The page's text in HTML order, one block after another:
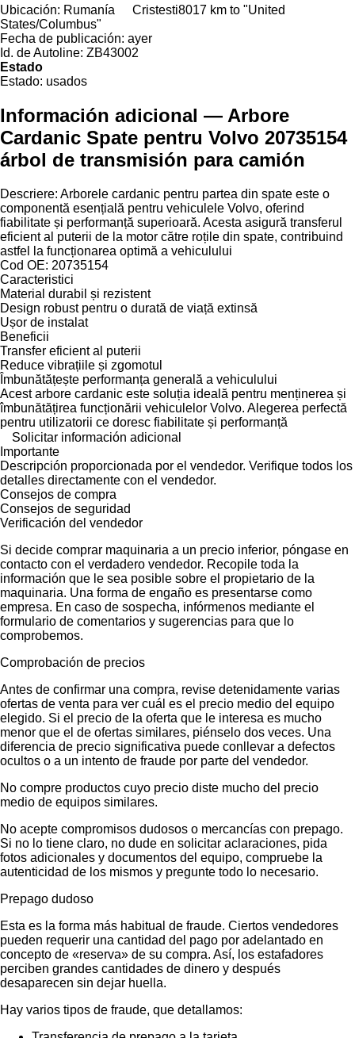
Ubicación: Rumanía Cristesti8017 km to "United
States/Columbus"
Fecha de publicación: ayer
Id. de Autoline: ZB43002
Estado
Estado: usados
Información adicional — Arbore
Cardanic Spate pentru Volvo 20735154
árbol de transmisión para camión
Descriere: Arborele cardanic pentru partea din spate este o
componentă esențială pentru vehiculele Volvo, oferind
fiabilitate și performanță superioară. Acesta asigură transferul
eficient al puterii de la motor către roțile din spate, contribuind
astfel la funcționarea optimă a vehiculului
Cod OE: 20735154
Caracteristici
Material durabil și rezistent
Design robust pentru o durată de viață extinsă
Ușor de instalat
Beneficii
Transfer eficient al puterii
Reduce vibrațiile și zgomotul
Îmbunătățește performanța generală a vehiculului
Acest arbore cardanic este soluția ideală pentru menținerea și
îmbunătățirea funcționării vehiculelor Volvo. Alegerea perfectă
pentru utilizatorii ce doresc fiabilitate și performanță
Solicitar información adicional
Importante
Descripción proporcionada por el vendedor. Verifique todos los
detalles directamente con el vendedor.
Consejos de compra
Consejos de seguridad
Verificación del vendedor
Si decide comprar maquinaria a un precio inferior, póngase en
contacto con el verdadero vendedor. Recopile toda la
información que le sea posible sobre el propietario de la
maquinaria. Una forma de engaño es presentarse como
empresa. En caso de sospecha, infórmenos mediante el
formulario de comentarios y sugerencias para que lo
comprobemos.
Comprobación de precios
Antes de confirmar una compra, revise detenidamente varias
ofertas de venta para ver cuál es el precio medio del equipo
elegido. Si el precio de la oferta que le interesa es mucho
menor que el de ofertas similares, piénselo dos veces. Una
diferencia de precio significativa puede conllevar a defectos
ocultos o a un intento de fraude por parte del vendedor.
No compre productos cuyo precio diste mucho del precio
medio de equipos similares.
No acepte compromisos dudosos o mercancías con prepago.
Si no lo tiene claro, no dude en solicitar aclaraciones, pida
fotos adicionales y documentos del equipo, compruebe la
autenticidad de los mismos y pregunte todo lo necesario.
Prepago dudoso
Esta es la forma más habitual de fraude. Ciertos vendedores
pueden requerir una cantidad del pago por adelantado en
concepto de «reserva» de su compra. Así, los estafadores
perciben grandes cantidades de dinero y después
desaparecen sin dejar huella.
Hay varios tipos de fraude, que detallamos: